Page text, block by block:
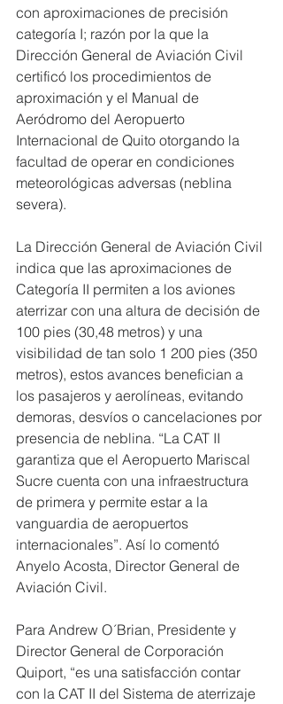
con aproximaciones de precisión
categoría I; razón por la que la
Dirección General de Aviación Civil
certificó los procedimientos de
aproximación y el Manual de
Aeródromo del Aeropuerto
Internacional de Quito otorgando la
facultad de operar en condiciones
meteorológicas adversas (neblina
severa).
La Dirección General de Aviación Civil
indica que las aproximaciones de
Categoría II permiten a los aviones
aterrizar con una altura de decisión de
100 pies (30,48 metros) y una
visibilidad de tan solo 1 200 pies (350
metros), estos avances benefician a
los pasajeros y aerolíneas, evitando
demoras, desvíos o cancelaciones por
presencia de neblina. “La CAT II
garantiza que el Aeropuerto Mariscal
Sucre cuenta con una infraestructura
de primera y permite estar a la
vanguardia de aeropuertos
internacionales”. Así lo comentó
Anyelo Acosta, Director General de
Aviación Civil.
Para Andrew O´Brian, Presidente y
Director General de Corporación
Quiport, “es una satisfacción contar
con la CAT II del Sistema de aterrizaje